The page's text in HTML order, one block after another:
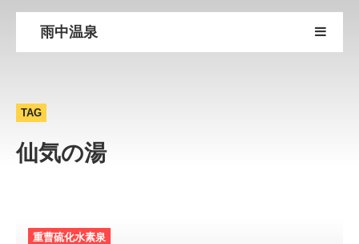
雨中温泉
TAG
仙気の湯
重曹硫化水素泉